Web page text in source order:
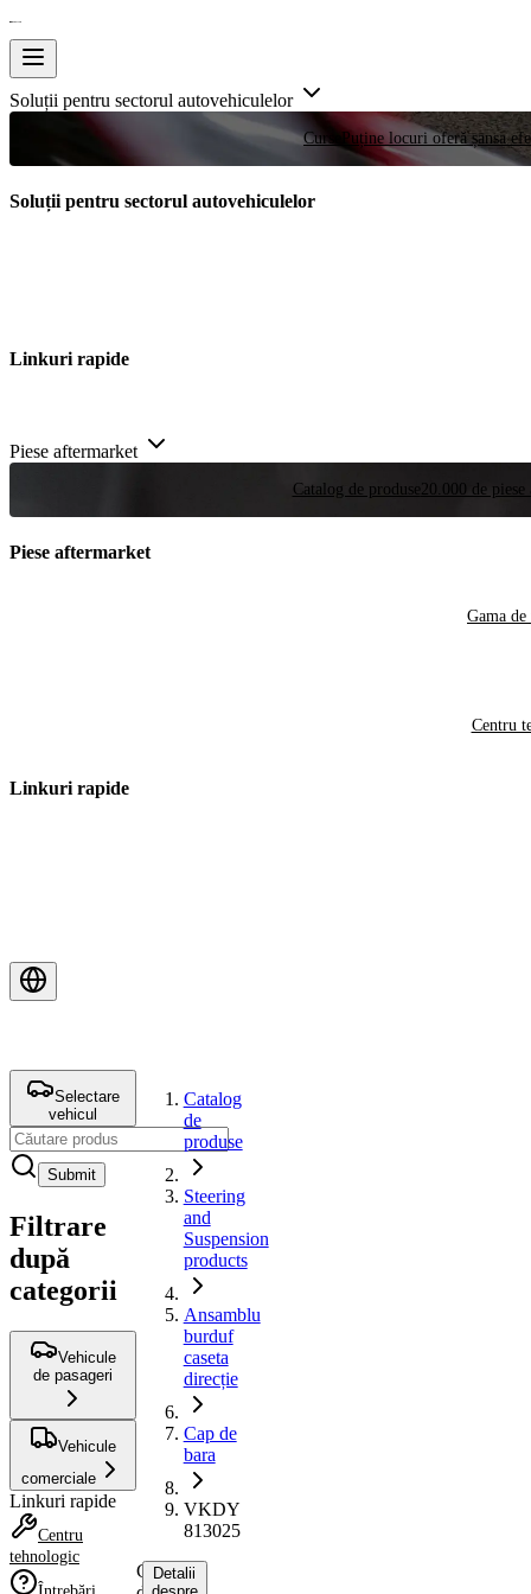
Soluții pentru sectorul autovehiculelor
Curse Puține locuri oferă șansa
Soluții pentru sectorul autovehiculelor
Linkuri rapide
Piese aftermarket
Catalog de produse 20.000 de
Piese aftermarket
Gama de
Centru
Linkuri rapide
Selectare
vehicul
Submit
Filtrare
după
categorii
Vehicule
de pasageri
Vehicule
comerciale
Linkuri rapide
Centru
tehnologic
Catalog
de
produse
Steering
and
Suspension
products
Ansamblu
burduf
caseta
direcție
Cap de
bara
VKDY
813025
CapDetalii